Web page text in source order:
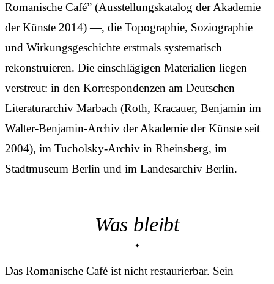
Romanische Café” (Ausstellungskatalog der Akademie
der Künste 2014) —, die Topographie, Soziographie
und Wirkungsgeschichte erstmals systematisch
rekonstruieren. Die einschlägigen Materialien liegen
verstreut: in den Korrespondenzen am Deutschen
Literaturarchiv Marbach (Roth, Kracauer, Benjamin im
Walter-Benjamin-Archiv der Akademie der Künste seit
2004), im Tucholsky-Archiv in Rheinsberg, im
Stadtmuseum Berlin und im Landesarchiv Berlin.
Was bleibt
Das Romanische Café ist nicht restaurierbar. Sein